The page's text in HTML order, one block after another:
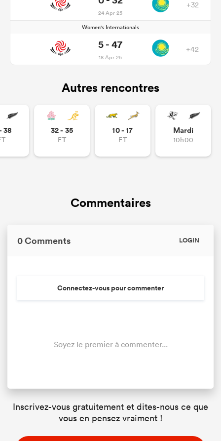
24 Apr 25
+32
Women's Internationals
5 - 47
18 Apr 25
+42
Autres rencontres
38 32 - 35
FT
10 - 17
FT
Mardi
10h00
Commentaires
0 Comments LOGIN
Connectez-vous pour commenter
Soyez le premier à commenter...
Inscrivez-vous gratuitement et dites-nous ce que
vous en pensez vraiment !